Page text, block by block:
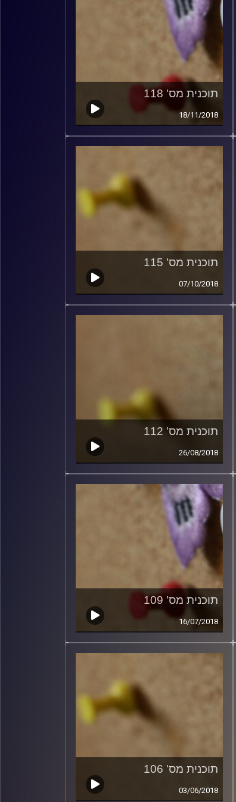
תוכנית מס' 118
18/11/2018
תוכנית מס' 115
07/10/2018
תוכנית מס' 112
26/08/2018
תוכנית מס' 109
16/07/2018
תוכנית מס' 106
03/06/2018